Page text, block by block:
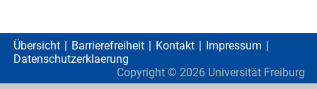
Übersicht Barrierefreiheit Kontakt
Impressum
Datenschutzerklaerung
Copyright © 2026 Universität Freiburg